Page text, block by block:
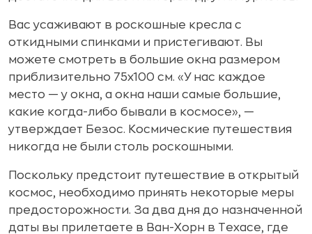
Вас усаживают в роскошные кресла с
откидными спинками и пристегивают. Вы
можете смотреть в большие окна размером
приблизительно 75х100 см. «У нас каждое
место — у окна, а окна наши самые большие,
какие когда-либо бывали в космосе», —
утверждает Безос. Космические путешествия
никогда не были столь роскошными.
Поскольку предстоит путешествие в открытый
космос, необходимо принять некоторые меры
предосторожности. За два дня до назначенной
даты вы прилетаете в Ван-Хорн в Техасе, где